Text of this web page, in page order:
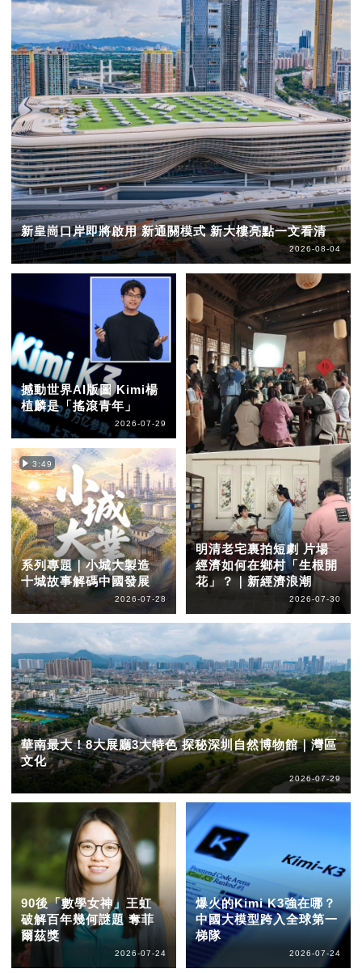
新皇崗口岸即將啟用 新通關模式 新大樓亮點一文看清
2026-08-04
撼動世界AI版圖 Kimi楊
植麟是「搖滾青年」
2026-07-29
3:49
系列專題｜小城大製造
十城故事解碼中國發展
2026-07-28
明清老宅裏拍短劇 片場
經濟如何在鄉村「生根開
花」？｜新經濟浪潮
2026-07-30
華南最大！8大展廳3大特色 探秘深圳自然博物館｜灣區
文化
2026-07-29
90後「數學女神」王虹
破解百年幾何謎題 奪菲
爾茲獎
2026-07-24
爆火的Kimi K3強在哪？
中國大模型跨入全球第一
梯隊
2026-07-24